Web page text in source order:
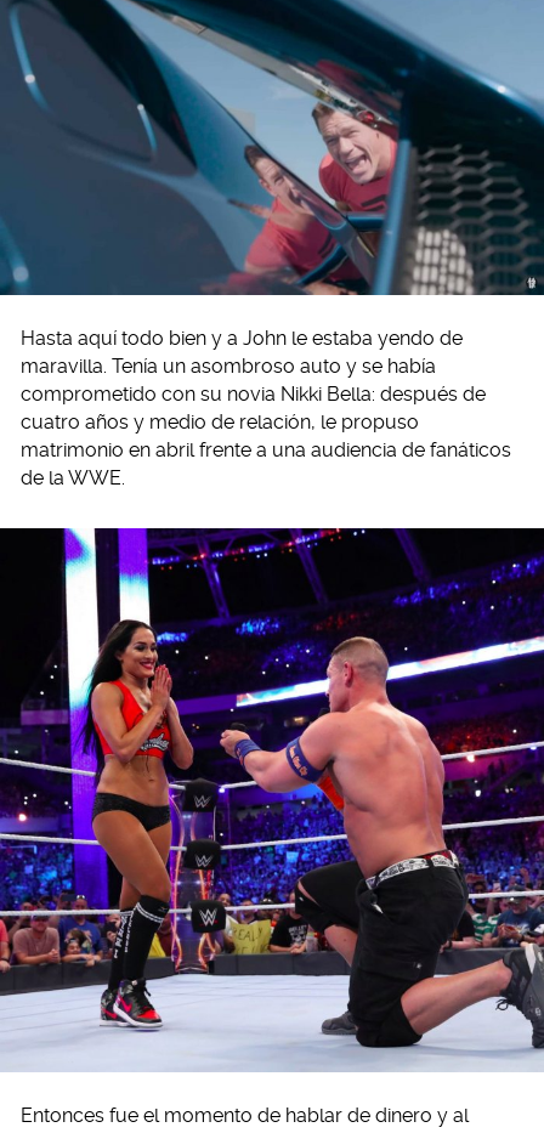
Hasta aquí todo bien y a John le estaba yendo de
maravilla. Tenía un asombroso auto y se había
comprometido con su novia Nikki Bella: después de
cuatro años y medio de relación, le propuso
matrimonio en abril frente a una audiencia de fanáticos
de la WWE.
Entonces fue el momento de hablar de dinero y al